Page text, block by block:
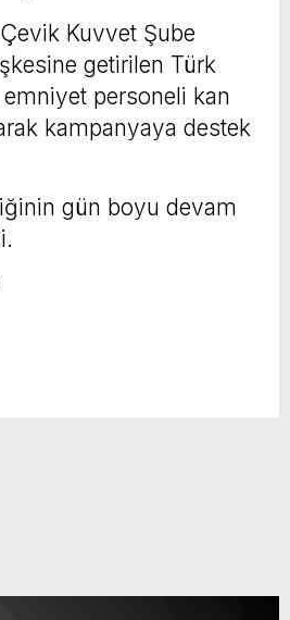
Kuvvet Şube
getirilen Türk
emniyet personeli kan
kampanyaya destek
gün boyu devam